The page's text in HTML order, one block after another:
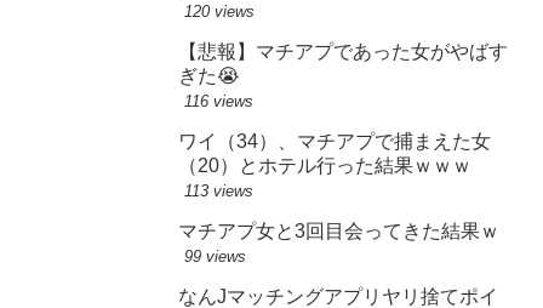
120 views
【悲報】マチアプであった女がやばす
ぎた😭
116 views
ワイ（34）、マチアプで捕まえた女
（20）とホテル行った結果ｗｗｗ
113 views
マチアプ女と3回目会ってきた結果ｗ
99 views
なんJマッチングアプリヤリ捨てポイ